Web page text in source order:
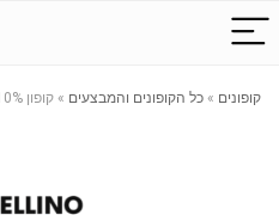
קופונים » כל הקופונים והמבצעים » קופון 10% הנחה – Bellino בילינו